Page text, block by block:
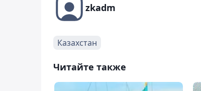
zkadm
Казахстан
Читайте также